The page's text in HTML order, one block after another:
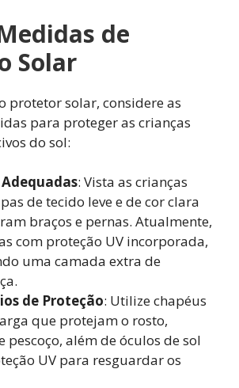
de
Solar
protetor solar, considere as
para proteger as crianças
do sol:
: Vista as crianças
de tecido leve e de cor clara
braços e pernas. Atualmente,
com proteção UV incorporada,
uma camada extra de
de Proteção: Utilize chapéus
que protejam o rosto,
pescoço, além de óculos de sol
UV para resguardar os